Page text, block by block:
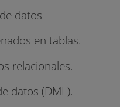
datos
en tablas.
relacionales.
datos (DML).